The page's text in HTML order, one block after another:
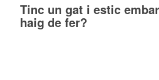
Tinc un gat i estic
haig de fer?